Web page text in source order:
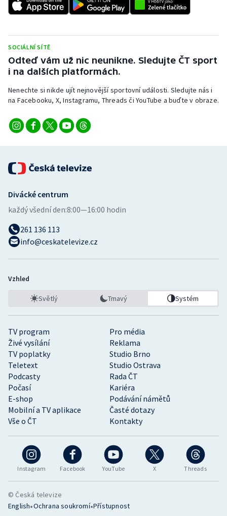
Sportovní střelba
Stolní tenis
Triatlon
Veslování
Volejbal
Ostatní
SOCIÁLNÍ SÍTĚ
Odteď vám už nic neunikne. Sledujte ČT sport
i na dalších platformách.
Nenechte si nikde ujít nejnovější sportovní události. Sledujte nás i
na Facebooku, X, Instagramu, Threads či YouTube a buďte v obraze.
Instagram Facebook YouTube X Threads
TV program
Pro média
Živé vysílání
Reklama
TV poplatky
Studio Brno
Teletext
Studio Ostrava
Podcasty
Rada ČT
Počasí
Kariéra
E-shop
Podávání námětů
Mobilní a TV aplikace
Časté dotazy
Vše o ČT
Kontakty
Divácké centrum
každý všední den:8:00—16:00 hodin
261 136 113
info@ceskatelevize.cz
Vzhled
Světlý Tmavý Systém
© Česká televize
English•Ochrana soukromí•Přístupnost